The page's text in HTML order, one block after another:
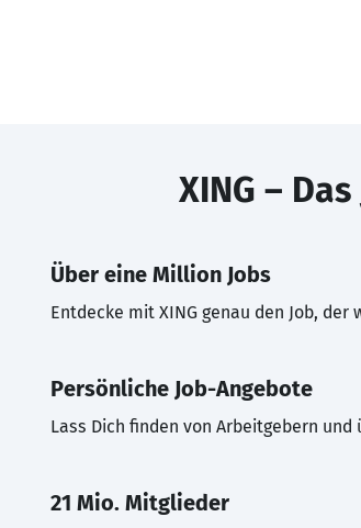
XING –
Über eine Million Jobs
Entdecke mit XING genau den Job, der
Persönliche Job-Angebote
Lass Dich finden von Arbeitgebern und
21 Mio. Mitglieder